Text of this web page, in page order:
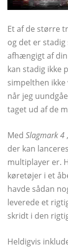
Et af de større
og det er
afhængigt af
kan stadig ikke
simpelthen ikke
når jeg
taget ud af de
Med Slagmark 4
der kan
multiplayer er.
køretøjer i et
havde sådan
leverede et
skridt i den
Heldigvis